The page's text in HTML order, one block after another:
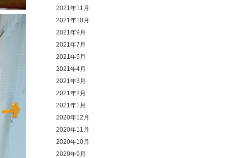
2021年11月
2021年10月
2021年9月
2021年7月
2021年5月
2021年4月
2021年3月
2021年2月
2021年1月
2020年12月
2020年11月
2020年10月
2020年9月